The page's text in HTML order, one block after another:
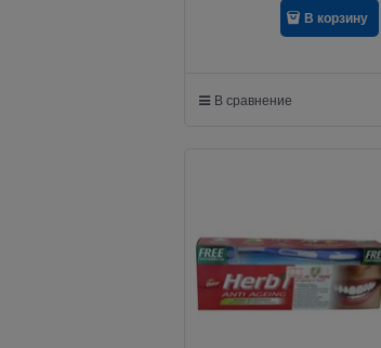
В корзину
В сравнение